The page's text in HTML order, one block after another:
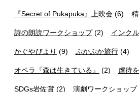
『Secret of Pukapuka』上映会 (6)
詩の朗読ワークショップ(2) インク
かぐやびより (9) ぷかぷか旅行(4)
オペラ『森は生きている』 (2) 虐待
SDGs岩佐賞 (2) 演劇ワークショップ